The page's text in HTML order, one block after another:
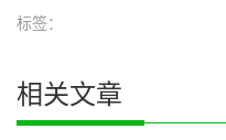
标签：
相关文章